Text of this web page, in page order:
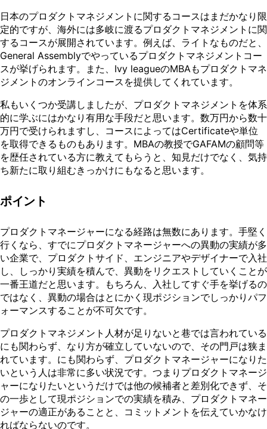
日本のプロダクトマネジメントに関するコースはまだかなり限
定的ですが、海外には多岐に渡るプロダクトマネジメントに関
するコースが展開されています。例えば、ライトなものだと、
General Assemblyでやっているプロダクトマネジメントコー
スが挙げられます。また、Ivy leagueのMBAもプロダクトマネ
ジメントのオンラインコースを提供してくれています。
私もいくつか受講しましたが、プロダクトマネジメントを体系
的に学ぶにはかなり有用な手段だと思います。数万円から数十
万円で受けられますし、コースによってはCertificateや単位
を取得できるものもあります。MBAの教授でGAFAMの顧問等
を歴任されている方に教えてもらうと、知見だけでなく、気持
ち新たに取り組むきっかけにもなると思います。
ポイント
プロダクトマネージャーになる経路は無数にあります。手堅く
行くなら、すでにプロダクトマネージャーへの異動の実績が多
い企業で、プロダクトサイド、エンジニアやデザイナーで入社
し、しっかり実績を積んで、異動をリクエストしていくことが
一番王道だと思います。もちろん、入社してすぐ手を挙げるの
ではなく、異動の場合はとにかく現ポジションでしっかりパフ
ォーマンスすることが不可欠です。
プロダクトマネジメント人材が足りないと巷では言われている
にも関わらず、なり方が確立していないので、その門戸は狭ま
れています。にも関わらず、プロダクトマネージャーになりた
いという人は非常に多い状況です。つまりプロダクトマネージ
ャーになりたいというだけでは他の候補者と差別化できず、そ
の一歩として現ポジションでの実績を積み、プロダクトマネー
ジャーの適正があることと、コミットメントを伝えていかなけ
ればならないのです。